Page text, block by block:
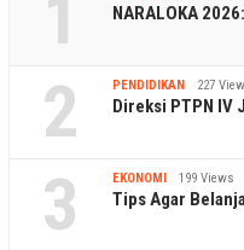
1 NARALOKA
2 PENDIDIKAN 227
Direksi PTPN IV
3 EKONOMI 199 Views
Tips Agar